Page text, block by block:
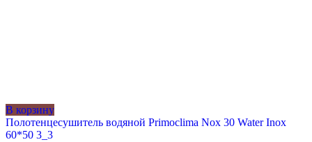
В корзину
Полотенцесушитель водяной Primoclima Nox 30 Water Inox
60*50 3_3